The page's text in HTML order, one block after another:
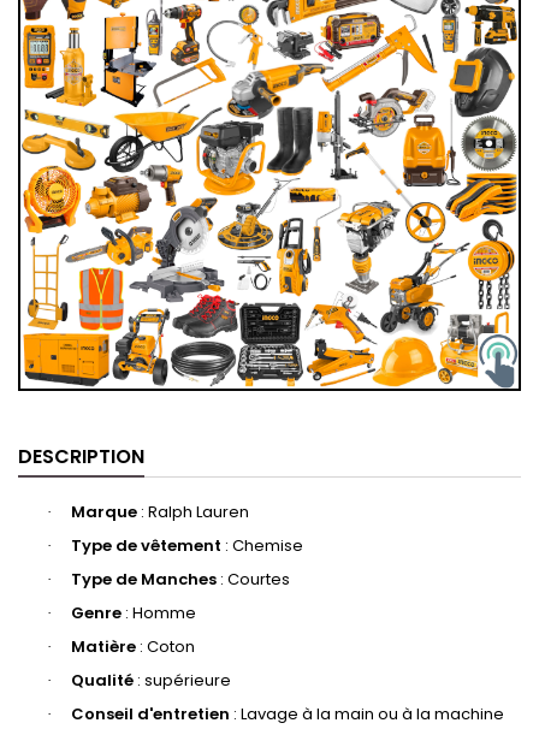
DESCRIPTION
· Marque : Ralph Lauren
· Type de vêtement : ‎‎Chemise
· Type de Manches : Courtes
· Genre : Homme
· Matière ‎‎: Coton
· Qualité : supérieure
· Conseil d'entretien : Lavage à la main ou à la machine